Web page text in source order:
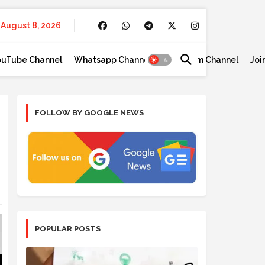
August 8, 2026
Channel Whatsapp Channel Telegram Channel
FOLLOW BY GOOGLE NEWS
POPULAR POSTS